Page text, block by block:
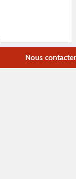
Nous contacter